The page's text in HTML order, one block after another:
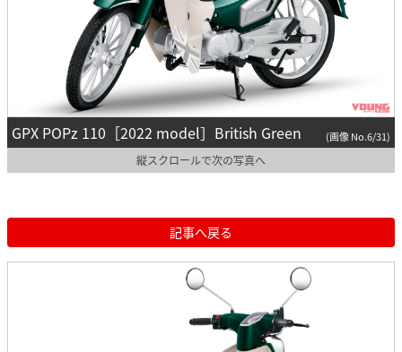
GPX POPz 110［2022 model］British Green (画像 No.6/31)
縦スクロールで次の写真へ
記事へ戻る